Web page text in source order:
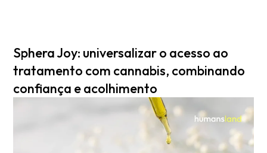
Sphera Joy: universalizar o acesso ao
tratamento com cannabis, combinando
confiança e acolhimento